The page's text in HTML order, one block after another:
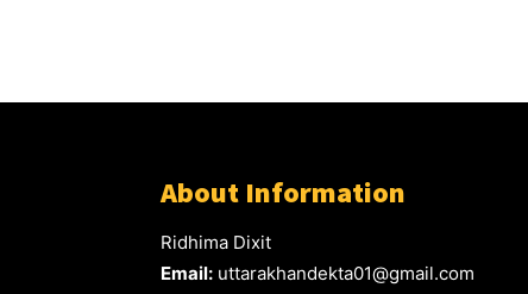
About Information
Ridhima Dixit
Email: uttarakhandekta01@gmail.com